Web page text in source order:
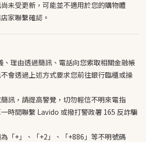
未受更新，可能並不適用於您的購物體
家聯繫確認。
理由透過簡訊、電話向您索取相關金融帳
會透過上述方式要求您前往銀行臨櫃或操
訊，請提高警覺，切勿輕信不明來電指
時間聯繫 Lavido 或撥打警政署 165 反詐騙
「+」、「+2」、「+886」等不明號碼